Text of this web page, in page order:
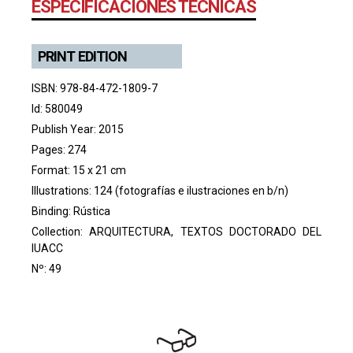
ESPECIFICACIONES TÉCNICAS
PRINT EDITION
ISBN: 978-84-472-1809-7
Id: 580049
Publish Year: 2015
Pages: 274
Format: 15 x 21 cm
Illustrations: 124 (fotografías e ilustraciones en b/n)
Binding: Rústica
Collection:ARQUITECTURA, TEXTOS DOCTORADO DEL
IUACC
Nº: 49